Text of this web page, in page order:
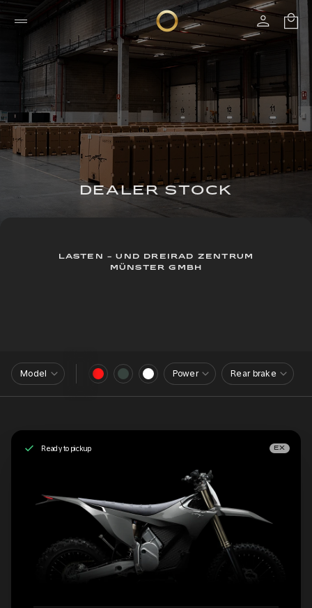
DEALER STOCK
LASTEN - UND DREIRAD ZENTRUM
MÜNSTER GMBH
Model Power Rear brake
Ready to pickup EX